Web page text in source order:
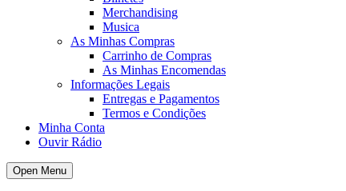
Merchandising
Musica
As Minhas Compras
Carrinho de Compras
As Minhas Encomendas
Informações Legais
Entregas e Pagamentos
Termos e Condições
Minha Conta
Ouvir Rádio
Open Menu